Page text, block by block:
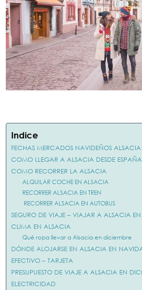
Indice
FECHAS MERCADOS NAVIDEÑOS
COMO LLEGAR A ALSACIA DESDE ESPAÑA
COMO RECORRER LA ALSACIA
ALQUILAR COCHE EN ALSACIA
RECORRER ALSACIA EN TREN
RECORRER ALSACIA EN AUTOBUS
SEGURO DE VIAJE – VIAJAR A ALSACIA
CLIMA EN ALSACIA
Qué ropa llevar a Alsacia en diciembre
DÓNDE ALOJARSE EN ALSACIA EN
EFECTIVO – TARJETA
PRESUPUESTO DE VIAJE A ALSACIA EN
ELECTRICIDAD